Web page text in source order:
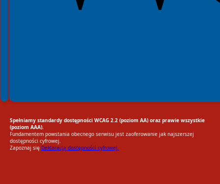
Spełniamy standardy dostępności WCAG 2.2 (poziom AA) oraz prawie wszystkie
(poziom AAA).
Fundamentem powstania obecnego serwisu jest zaoferowanie jak najszerszej
dostępności cyfrowej.
Zapoznaj się Deklaracją dostępności cyfrowej.